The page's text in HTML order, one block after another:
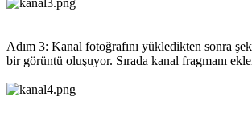
Adım 3: Kanal fotoğrafını yükledikten sonra
bir görüntü oluşuyor. Sırada kanal fragmanı